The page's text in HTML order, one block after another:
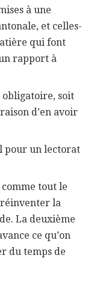
à une
et celles-
qui font
rapport à
obligatoire, soit
d’en avoir
pour un lectorat
tout le
réinventer la
La deuxième
ce qu’on
du temps de